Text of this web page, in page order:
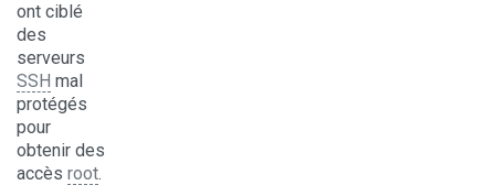
ont ciblé
des
serveurs
SSH mal
protégés
pour
obtenir des
accès root.